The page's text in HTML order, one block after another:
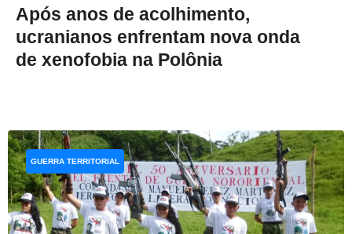
Após anos de acolhimento,
ucranianos enfrentam nova onda
de xenofobia na Polônia
GUERRA TERRITORIAL